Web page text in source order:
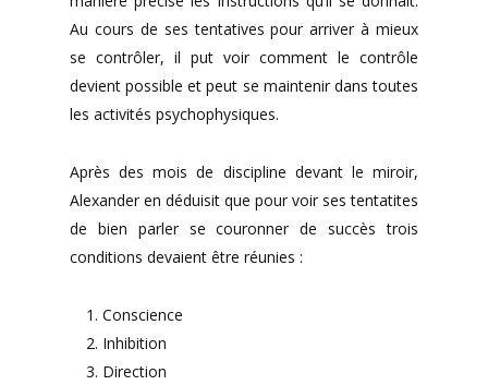
Au cours de ses tentatives pour arriver à mieux
se contrôler, il put voir comment le contrôle
devient possible et peut se maintenir dans toutes
les activités psychophysiques.
Après des mois de discipline devant le miroir,
Alexander en déduisit que pour voir ses tentatites
de bien parler se couronner de succès trois
conditions devaient être réunies :
Conscience
Inhibition
Direction